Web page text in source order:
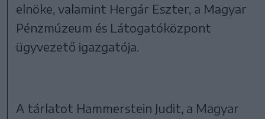
elnöke, valamint Hergár Eszter, a Magyar
Pénzmúzeum és Látogatóközpont
ügyvezető igazgatója.
A tárlatot Hammerstein Judit, a Magyar